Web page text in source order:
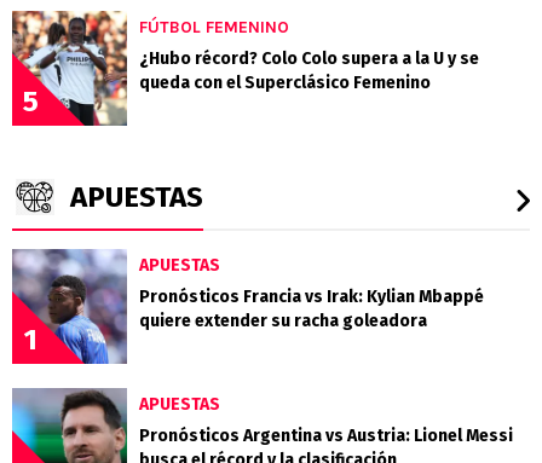
5
FÚTBOL FEMENINO
¿Hubo récord? Colo Colo supera a la U y se
queda con el Superclásico Femenino
APUESTAS
1
APUESTAS
Pronósticos Francia vs Irak: Kylian Mbappé
quiere extender su racha goleadora
APUESTAS
Pronósticos Argentina vs Austria: Lionel Messi